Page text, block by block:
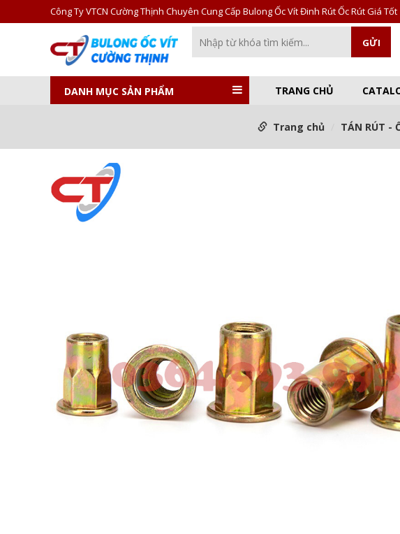
Công Ty VTCN Cường Thịnh Chuyên Cung Cấp Bulong Ốc Vít Đinh Rút Ốc Rút Giá Tốt
DANH MỤC SẢN PHẨM TRANG CHỦ
Trang chủ TÁN RÚT -